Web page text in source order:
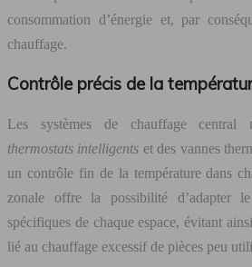
consommation d’énergie et, par
chauffage.
Contrôle précis de la
Les systèmes de chauffage central
thermostats intelligents et des vannes
un contrôle fin de la température dans
zonale offre la possibilité d’adapter
spécifiques de chaque espace, évitant
lié au chauffage excessif de pièces peu